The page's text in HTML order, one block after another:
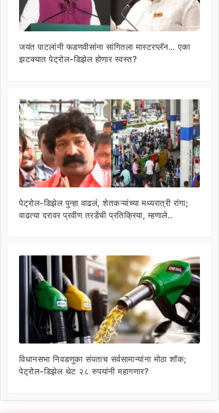
जयंत पाटलांनी फडणवीसांना सांगितला मास्टरप्लॅन… एका
झटक्यात पेट्रोल-डिझेल होणार स्वस्त?
पेट्रोल-डिझेल पुन्हा वाढलं, शेतकऱ्यांच्या मध्यरात्री रांगा;
वाढत्या दरावर प्रवीण तरडेंची प्रतिक्रिया, म्हणाले..
विधानसभा निवडणुका संपताच सर्वसामान्यांना मोठा शॉक;
पेट्रोल-डिझेल थेट २८ रुपयांनी महागणार?